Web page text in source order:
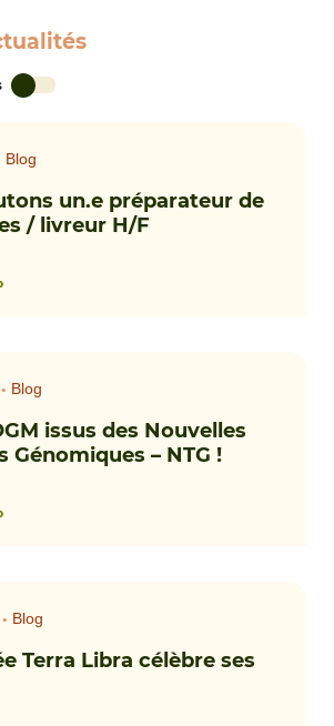
Blog
un.e préparateur de
/ livreur H/F
Blog
issus des Nouvelles
Génomiques – NTG !
Blog
Terra Libra célèbre ses